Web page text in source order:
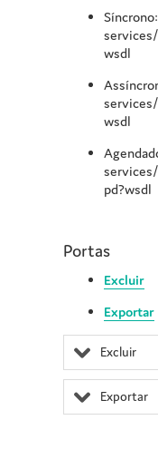
services/
wsdl
wsdl
services/
pd?wsdl
Portas
Excluir
Exportar
Excluir
Exportar